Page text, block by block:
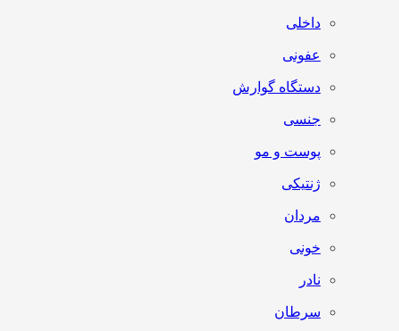
داخلی
عفونی
دستگاه گوارش
جنسی
پوست و مو
ژنتیکی
مردان
خونی
نادر
سرطان